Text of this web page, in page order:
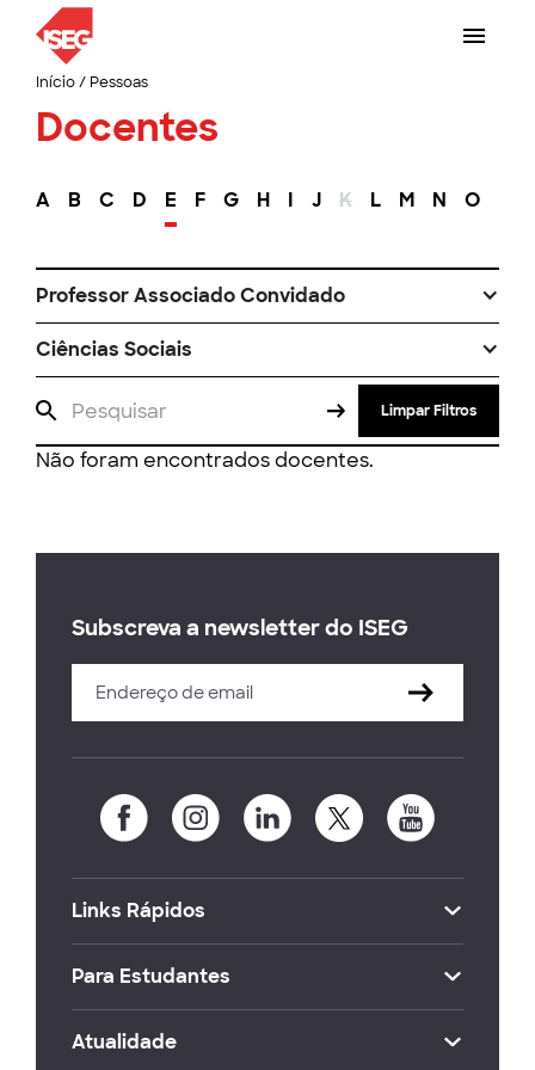
Início/ Pessoas
Docentes
A B C D E F G H I J K L M N O
Professor Associado Convidado
Ciências Sociais
Limpar Filtros
Não foram encontrados docentes.
Subscreva a newsletter do ISEG
Links Rápidos
Para Estudantes
Atualidade